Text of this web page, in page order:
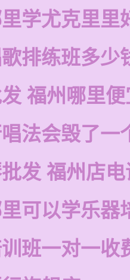
学尤克里里
排练班多少
福州哪里
法会毁了一
发 福州店
可以学乐器
班一对一收